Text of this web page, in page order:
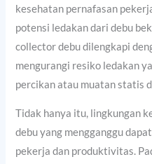
kesehatan pernafasan
potensi ledakan dari debu
collector debu dilengkapi
mengurangi resiko ledakan
percikan atau muatan statis
Tidak hanya itu, lingkungan
debu yang mengganggu
pekerja dan produktivitas.